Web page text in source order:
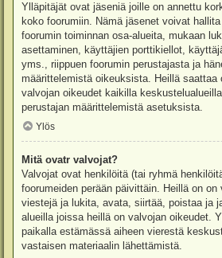
Ylläpitäjät ovat jäseniä joille on annettu
koko foorumiin. Nämä jäsenet voivat
foorumin toiminnan osa-alueita, mukaan
asettaminen, käyttäjien porttikiellot,
yms., riippuen foorumin perustajasta ja
määrittelemistä oikeuksista. Heillä saattaa
valvojan oikeudet kaikilla
perustajan määrittelemistä asetuksista.
Ylös
Mitä ovatr valvojat?
Valvojat ovat henkilöitä (tai ryhmä
foorumeiden perään päivittäin. Heillä on
viestejä ja lukita, avata, siirtää, poistaa ja
alueilla joissa heillä on valvojan oikeudet.
paikalla estämässä aiheen vierestä
vastaisen materiaalin lähettämistä.